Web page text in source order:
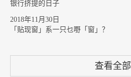
银行挤提的日子
2018年11月30日
「贴现窗」系一只乜嘢「窗」？
查看全部